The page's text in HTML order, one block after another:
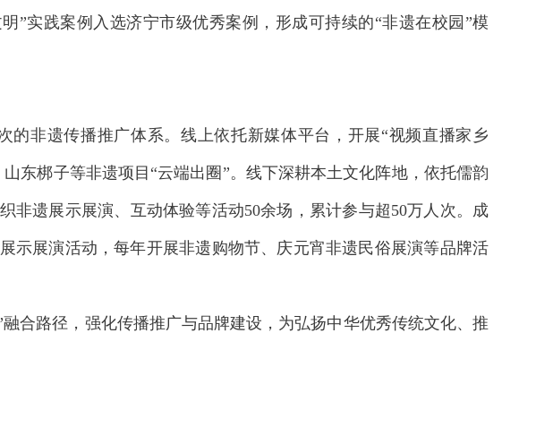
”实践案例入选济宁市级优秀案例，形成可持续的“非遗在校园”模
非遗传播推广体系。线上依托新媒体平台，开展“视频直播家乡
东梆子等非遗项目“云端出圈”。线下深耕本土文化阵地，依托儒韵
非遗展示展演、互动体验等活动50余场，累计参与超50万人次。成
示展演活动，每年开展非遗购物节、庆元宵非遗民俗展演等品牌活
合路径，强化传播推广与品牌建设，为弘扬中华优秀传统文化、推